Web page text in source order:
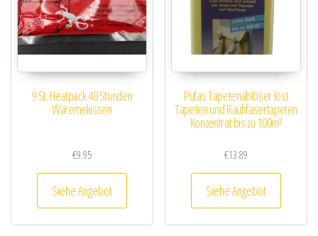
9 St. Heatpack 40 Stunden
Wäremekissen
€9.95
Siehe Angebot
Pufas Tapetenablöser löst
Tapeten und Rauhfasertapeten
Konzentrat bis zu 100m²
€13.89
Siehe Angebot